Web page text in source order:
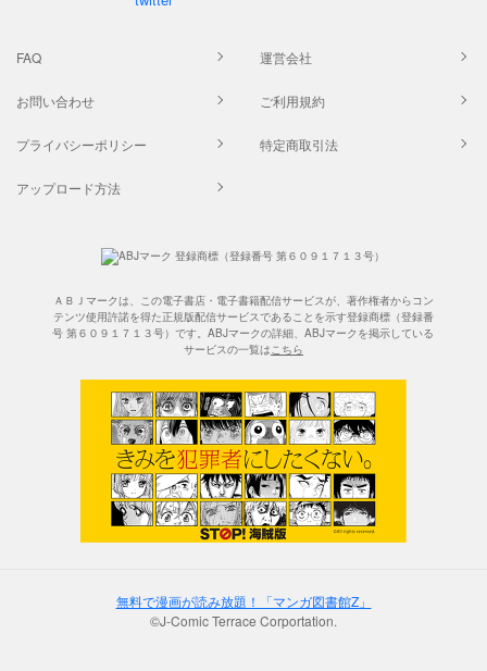
FAQ 運営会社
お問い合わせ ご利用規約
プライバシーポリシー 特定商取引法
アップロード方法
ＡＢＪマークは、この電子書店・電子書籍配信サービスが、著作権者からコン
テンツ使用許諾を得た正規版配信サービスであることを示す登録商標（登録番
号 第６０９１７１３号）です。ABJマークの詳細、ABJマークを掲示している
サービスの一覧はこちら
無料で漫画が読み放題！「マンガ図書館Z」
©J-Comic Terrace Corportation.